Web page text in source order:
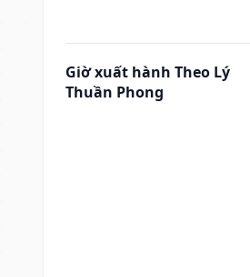
Giờ xuất hành Theo Lý
Thuần Phong